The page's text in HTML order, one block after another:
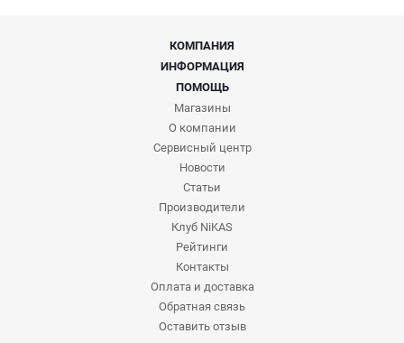
КОМПАНИЯ
ИНФОРМАЦИЯ
ПОМОЩЬ
Магазины
О компании
Сервисный центр
Новости
Статьи
Производители
Клуб NiKAS
Рейтинги
Контакты
Оплата и доставка
Обратная связь
Оставить отзыв